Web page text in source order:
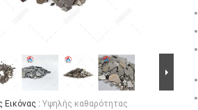
Εικόνας : Υψηλής καθαρότητας